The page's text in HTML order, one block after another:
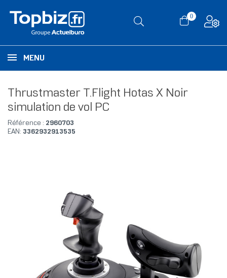
0
MENU
Thrustmaster T.Flight Hotas X Noir
simulation de vol PC
Référence : 2960703
EAN: 3362932913535